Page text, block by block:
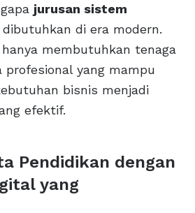
jurusan sistem
di era modern.
membutuhkan tenaga
yang mampu
bisnis menjadi
efektif.
Pendidikan dengan
yang